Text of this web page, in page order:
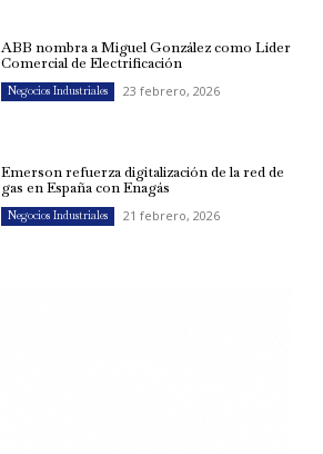
ABB nombra a Miguel González como Líder
Comercial de Electrificación
Negocios Industriales 23 febrero, 2026
Emerson refuerza digitalización de la red de
gas en España con Enagás
Negocios Industriales 21 febrero, 2026